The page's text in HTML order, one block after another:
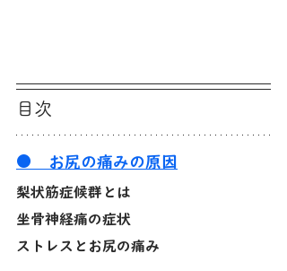
目次
●　お尻の痛みの原因
梨状筋症候群とは
坐骨神経痛の症状
ストレスとお尻の痛み